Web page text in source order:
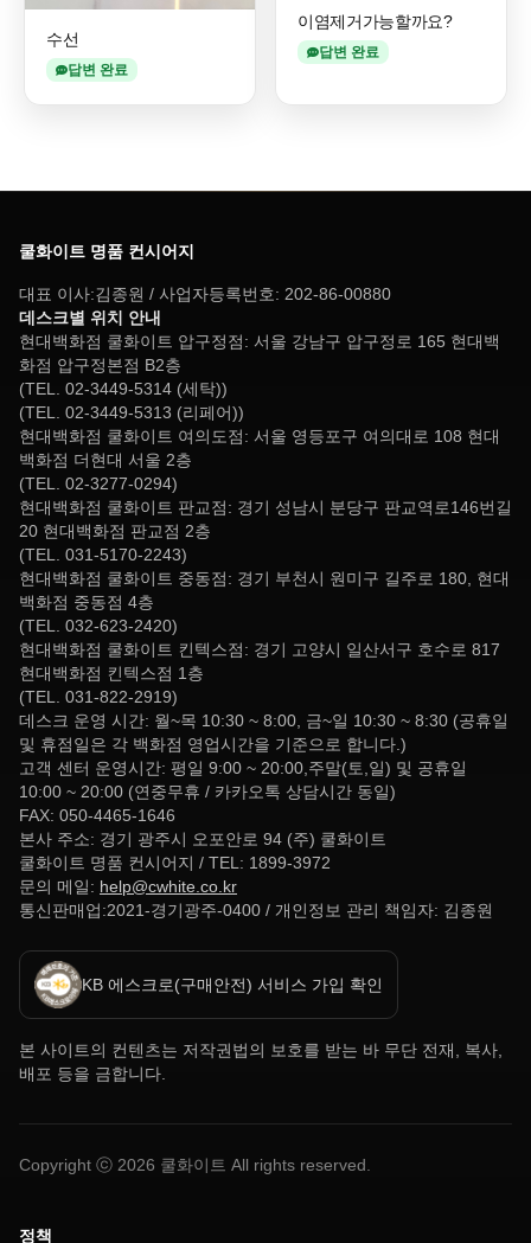
수선
답변 완료
이염제거가능할까요?
답변 완료
쿨화이트 명품 컨시어지
대표 이사:김종원 / 사업자등록번호: 202-86-00880
데스크별 위치 안내
현대백화점 쿨화이트 압구정점: 서울 강남구 압구정로 165 현대백
화점 압구정본점 B2층
(TEL. 02-3449-5314 (세탁))
(TEL. 02-3449-5313 (리페어))
현대백화점 쿨화이트 여의도점: 서울 영등포구 여의대로 108 현대
백화점 더현대 서울 2층
(TEL. 02-3277-0294)
현대백화점 쿨화이트 판교점: 경기 성남시 분당구 판교역로146번길
20 현대백화점 판교점 2층
(TEL. 031-5170-2243)
현대백화점 쿨화이트 중동점: 경기 부천시 원미구 길주로 180, 현대
백화점 중동점 4층
(TEL. 032-623-2420)
현대백화점 쿨화이트 킨텍스점: 경기 고양시 일산서구 호수로 817
현대백화점 킨텍스점 1층
(TEL. 031-822-2919)
데스크 운영 시간: 월~목 10:30 ~ 8:00, 금~일 10:30 ~ 8:30 (공휴일
및 휴점일은 각 백화점 영업시간을 기준으로 합니다.)
고객 센터 운영시간: 평일 9:00 ~ 20:00,주말(토,일) 및 공휴일
10:00 ~ 20:00 (연중무휴 / 카카오톡 상담시간 동일)
FAX: 050-4465-1646
본사 주소: 경기 광주시 오포안로 94 (주) 쿨화이트
쿨화이트 명품 컨시어지 / TEL: 1899-3972
문의 메일: help@cwhite.co.kr
통신판매업:2021-경기광주-0400 / 개인정보 관리 책임자: 김종원
KB 에스크로(구매안전) 서비스 가입 확인
본 사이트의 컨텐츠는 저작권법의 보호를 받는 바 무단 전재, 복사,
배포 등을 금합니다.
Copyright ⓒ 2026 쿨화이트 All rights reserved.
정책